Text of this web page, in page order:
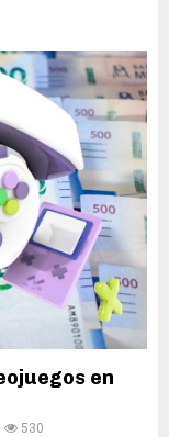
en
530